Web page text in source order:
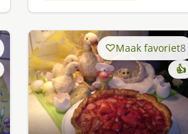
Maak favoriet8
👍